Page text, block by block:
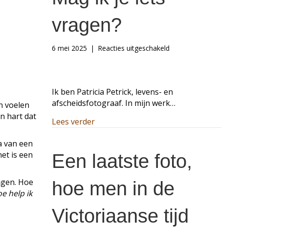
voelen
hart dat
van een
is een
Hoe
help ik
16 april 2026
10 maart 2026
vragen?
6 mei 2025 | Reacties uitgeschakeldvoor
vragen?
Ik ben Patricia Petrick, levens- en
afscheidsfotograaf. In mijn werk…
Lees verderabout Mag ik je iets vragen?
Een laatste foto,
hoe men in de
Victoriaanse tijd